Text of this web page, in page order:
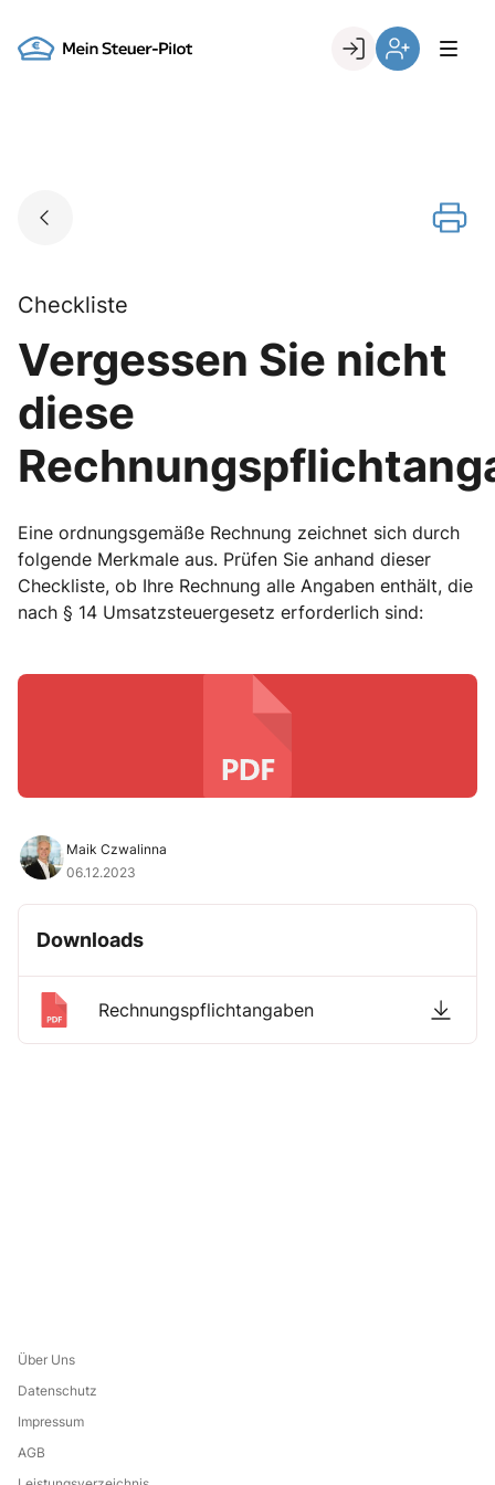
content
Go to landing page.
Checkliste
Vergessen Sie nicht
diese
Eine ordnungsgemäße Rechnung zeichnet sich durch
folgende Merkmale aus. Prüfen Sie anhand dieser
Checkliste, ob Ihre Rechnung alle Angaben enthält, die
nach § 14 Umsatzsteuergesetz erforderlich sind:
Maik Czwalinna
06.12.2023
Downloads
Rechnungspflichtangaben
Über Uns
Datenschutz
Impressum
AGB